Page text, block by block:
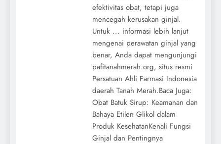
efektivitas obat, tetapi juga
mencegah kerusakan ginjal.
Untuk ... informasi lebih lanjut
mengenai perawatan ginjal yang
benar, Anda dapat mengunjungi
pafitanahmerah.org, situs resmi
Persatuan Ahli Farmasi Indonesia
daerah Tanah Merah.Baca Juga:
Obat Batuk Sirup: Keamanan dan
Bahaya Etilen Glikol dalam
Produk KesehatanKenali Fungsi
Ginjal dan Pentingnya